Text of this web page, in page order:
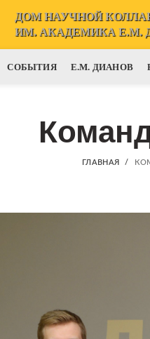
ДОМ НАУЧНОЙ
ИМ. АКАДЕМИКА Е.М.
СОБЫТИЯ Е.М. ДИАНОВ
ГЛАВНАЯ